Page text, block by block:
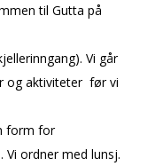
til Gutta på
Vi går
og aktiviteter før vi
form for
ordner med lunsj.